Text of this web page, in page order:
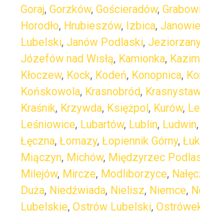
Goraj, Gorzków, Gościeradów,
Horodło, Hrubieszów, Izbica,
Lubelski, Janów Podlaski, Jeziorzany
Józefów nad Wisłą, Kamionka,
Kłoczew, Kock, Kodeń, Konopnica,
Końskowola, Krasnobród, Krasnystaw
Kraśnik, Krzywda, Księżpol, Kurów,
Leśniowice, Lubartów, Lublin, Ludwin,
Łęczna, Łomazy, Łopiennik Górny,
Miączyn, Michów, Międzyrzec
Milejów, Mircze, Modliborzyce,
Duża, Niedźwiada, Nielisz, Niemce,
Lubelskie, Ostrów Lubelski,